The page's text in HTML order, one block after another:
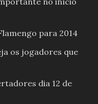
para 2014
os jogadores que
dia 12 de